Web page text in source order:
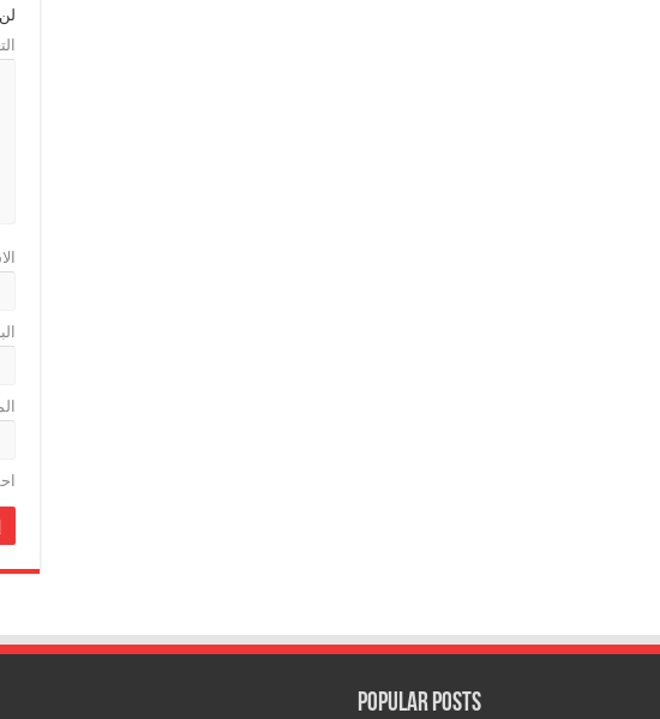
Popular Posts